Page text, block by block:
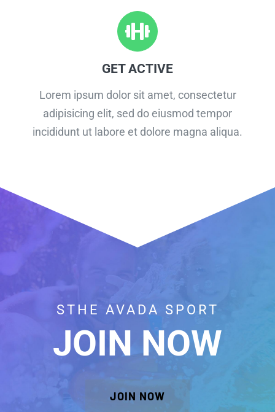
GET ACTIVE
Lorem ipsum dolor sit amet, consectetur
adipisicing elit, sed do eiusmod tempor
incididunt ut labore et dolore magna aliqua.
STHE AVADA SPORT
JOIN NOW
JOIN NOW